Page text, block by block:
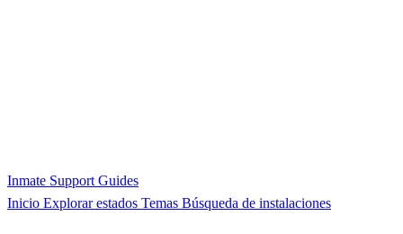
Inmate Support Guides
Inicio Explorar estados Temas Búsqueda de instalaciones